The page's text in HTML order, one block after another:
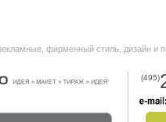
фирменный стиль, дизайн и
(495)